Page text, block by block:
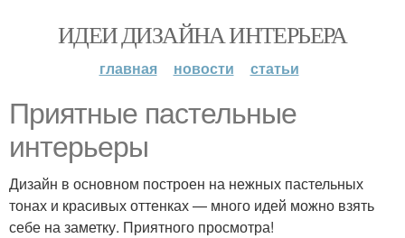
ИДЕИ ДИЗАЙНА ИНТЕРЬЕРА
главная новости статьи
Приятные пастельные
интерьеры
Дизайн в основном построен на нежных пастельных
тонах и красивых оттенках — много идей можно взять
себе на заметку. Приятного просмотра!